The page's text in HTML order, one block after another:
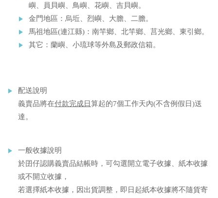
嶼、員貝嶼、鳥嶼、花嶼、吉貝嶼。
金門地區：烏坵、烈嶼、大膽、二膽。
馬祖地區(連江縣)：南竿鄉、北竿鄉、莒光鄉、東引鄉。
其它：蘭嶼、小琉球等外島及郵政信箱。
配送說明
義賣品將在付款完成日算起的7個工作天內(不含例假日)送
達。
一般收據說明
於囝仔認購義賣品結帳時，可勾選開立電子收據、紙本收據
或不開立收據，
若選擇紙本收據，因出貨調整，即日起紙本收據將不隨貨寄